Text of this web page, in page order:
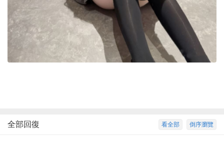
倒序瀏覽
看全部
全部回復